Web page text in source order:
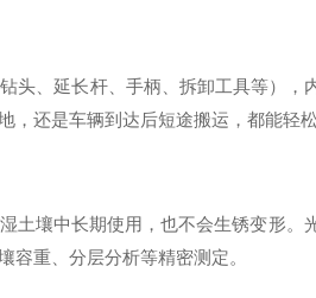
头、延长杆、手柄、拆卸工具等）
，还是车辆到达后短途搬运，都能轻松
土壤中长期使用，也不会生锈变形
容重、分层分析等精密测定。